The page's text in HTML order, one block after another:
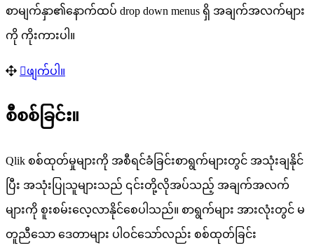
စမကန၏နကထပ drop down menus ရ အခကအလကမ
က ကကပ ။
ဖကပ ။
စစစ ခင။
Qlik စစထတမမက အစရငခ ခငစရကမတင အသခနင
ပ အသ ပသမသည ၎ငတလအပသည အခကအလက
မက စစမလလနငစပ သည။ စရကမ အလတင မ
တညသ ဒတမ ပ ဝငသလည စစထတ ခင